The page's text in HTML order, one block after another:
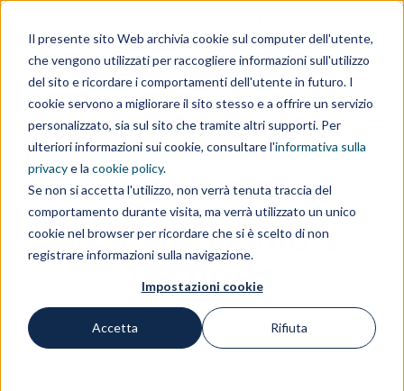
Il presente sito Web archivia cookie sul computer dell'utente,
che vengono utilizzati per raccogliere informazioni sull'utilizzo
del sito e ricordare i comportamenti dell'utente in futuro. I
cookie servono a migliorare il sito stesso e a offrire un servizio
personalizzato, sia sul sito che tramite altri supporti. Per
ulteriori informazioni sui cookie, consultare l'informativa sulla
privacye la cookie policy.
Se non si accetta l'utilizzo, non verrà tenuta traccia del
comportamento durante visita, ma verrà utilizzato un unico
cookie nel browser per ricordare che si è scelto di non
registrare informazioni sulla navigazione.
Impostazioni cookie
Accetta Rifiuta
IL GRUPPO
Vi aspettiamo a
Bologna